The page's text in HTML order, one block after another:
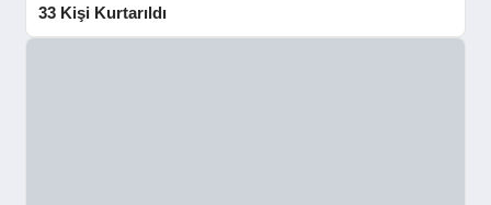
33 Kişi Kurtarıldı